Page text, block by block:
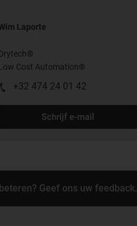
Laporte
Cost Automation®
+32 474 24 01 42
Schrijf e-mail
Geef ons uw feedback.